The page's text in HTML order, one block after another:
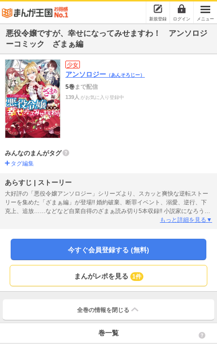
新規登録 ログイン メニュー
悪役令嬢ですが、幸せになってみせますわ！ アンソロジ
ーコミック ざまぁ編
少女
アンソロジー （あんそろじー）
5巻まで配信
139人 がお気に入り登録中
みんなのまんがタグ
タグ編集
あらすじ | ストーリー
大好評の「悪役令嬢アンソロジー」シリーズより、スカッと爽快な逆転ストー
リーを集めた「ざまぁ編」が登場!! 婚約破棄、断罪イベント、溺愛、逆行、下
克上、追放……などなど自業自得のざまぁ読み切り5本収録!! 小説家になろう原
作を中心とした、悪役令嬢の魅力満載コミックアンソロジー♪ ALLハッピーエン
ん/「冷血悪女による無垢な王子の利用法」千秋りえ/「第二王子と一緒にやり直
していくお話」さり/「いいですか？そもそも政略とはですね。」漫画：ゆずき
もっと詳細を見る▼
今すぐ会員登録する (無料)
まんがレポを見る 1件
全巻の情報を 閉じる
巻一覧